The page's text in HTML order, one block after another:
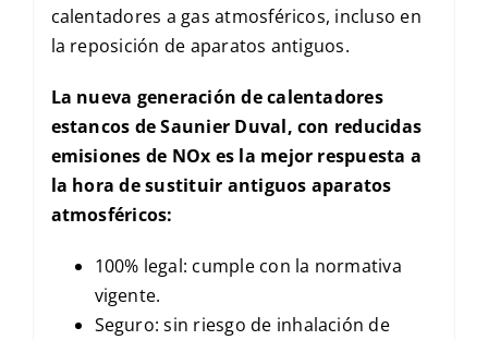
calentadores a gas atmosféricos, incluso en
la reposición de aparatos antiguos.
La nueva generación de calentadores
estancos de Saunier Duval, con reducidas
emisiones de NOx es la mejor respuesta a
la hora de sustituir antiguos aparatos
atmosféricos:
100% legal: cumple con la normativa
vigente.
Seguro: sin riesgo de inhalación de